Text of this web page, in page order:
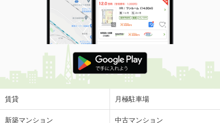
賃貸 月極駐車場
新築マンション 中古マンション